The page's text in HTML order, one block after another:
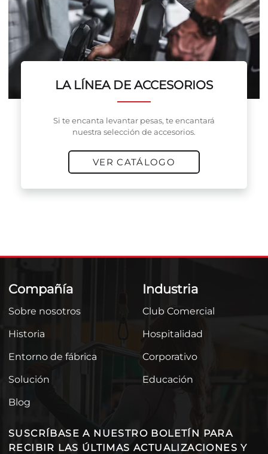
LA LÍNEA DE ACCESORIOS
Si te encanta levantar pesas, te encantará
nuestra selección de accesorios.
VER CATÁLOGO
Compañía
Sobre nosotros
Historia
Entorno de fábrica
Solución
Blog
Industria
Club Comercial
Hospitalidad
Corporativo
Educación
SUSCRÍBASE A NUESTRO BOLETÍN PARA
RECIBIR LAS ÚLTIMAS ACTUALIZACIONES Y